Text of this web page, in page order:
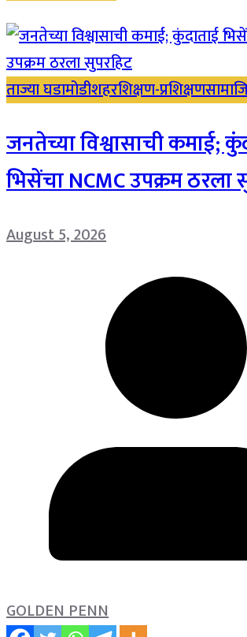
ताज्या घडामोडीशहरशिक्षण-प्रशिक्षण
जनतेच्या विश्वासाची कमाई;
भिसेंचा NCMC उपक्रम ठरला
August 5, 2026
GOLDEN PENN